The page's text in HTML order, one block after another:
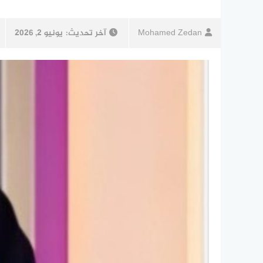
Mohamed Zedan آخر تحديث: يونيو 2, 2026